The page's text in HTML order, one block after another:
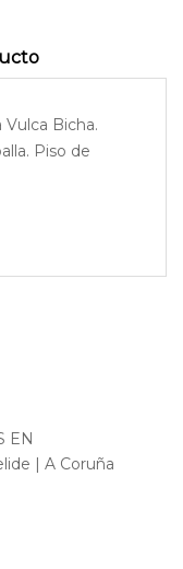
Bicha.
Piso de
EN
| A Coruña